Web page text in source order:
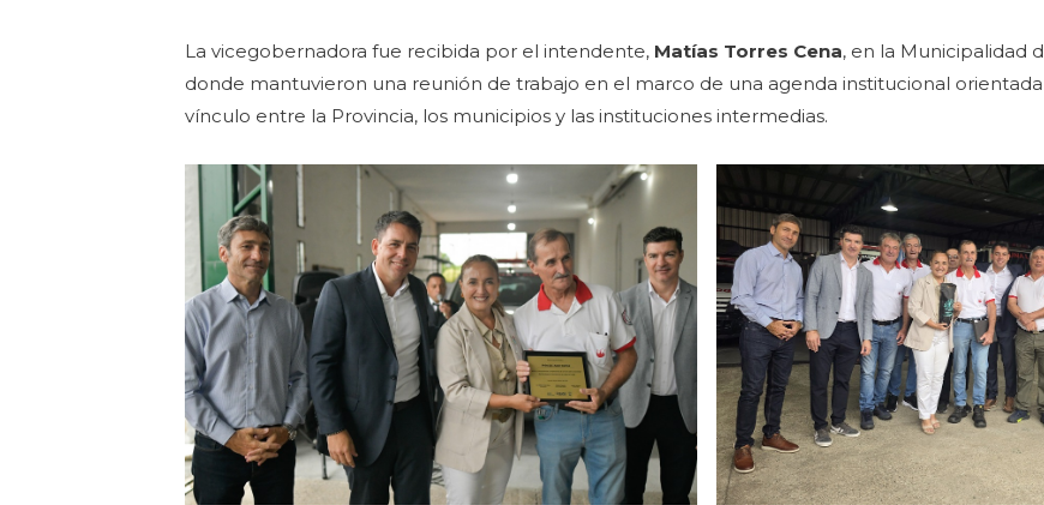
La vicegobernadora fue recibida por el intendente, Matías Torres Cena, en la Municipalidad
donde mantuvieron una reunión de trabajo en el marco de una agenda institucional
vínculo entre la Provincia, los municipios y las instituciones intermedias.